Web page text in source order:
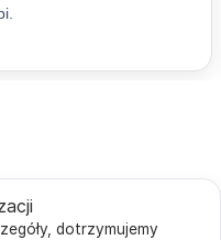
dotrzymujemy